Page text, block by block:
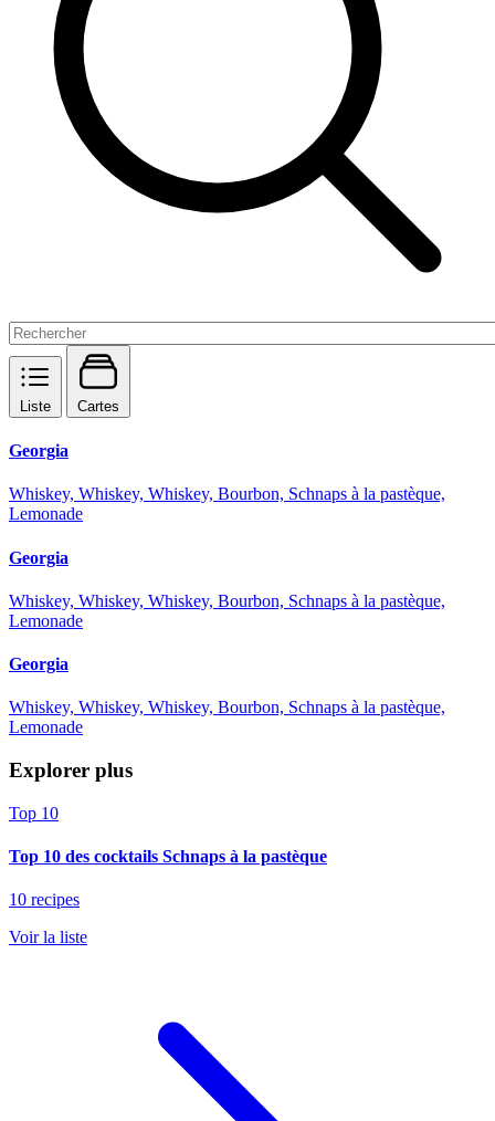
Liste Cartes
Georgia
Whiskey, Whiskey, Whiskey, Bourbon, Schnaps à la pastèque,
Lemonade
Georgia
Whiskey, Whiskey, Whiskey, Bourbon, Schnaps à la pastèque,
Lemonade
Georgia
Whiskey, Whiskey, Whiskey, Bourbon, Schnaps à la pastèque,
Lemonade
Explorer plus
Top 10
Top 10 des cocktails Schnaps à la pastèque
10 recipes
Voir la liste